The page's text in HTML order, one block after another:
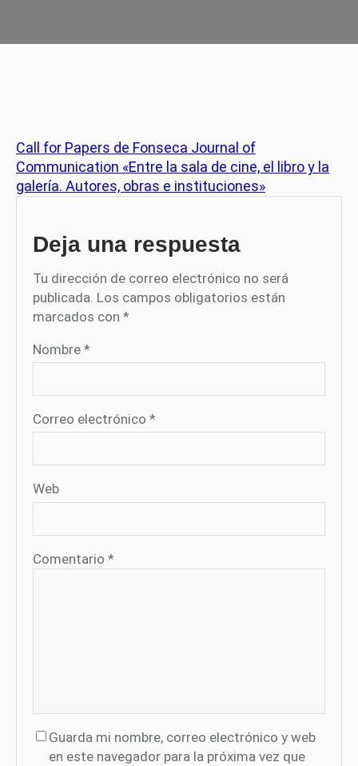
Call for Papers de Fonseca Journal of
Communication «Entre la sala de cine, el libro y la
galería. Autores, obras e instituciones»
Deja una respuesta
Tu dirección de correo electrónico no será
publicada. Los campos obligatorios están
marcados con *
Nombre *
Correo electrónico *
Web
Comentario *
Guarda mi nombre, correo electrónico y web
en este navegador para la próxima vez que